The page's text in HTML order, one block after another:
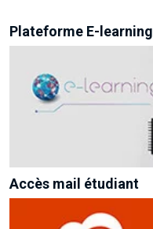
Plateforme E-learning
Accès mail étudiant